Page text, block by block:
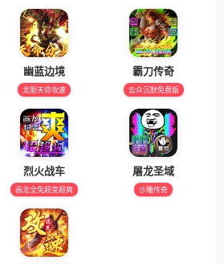
幽蓝边境
龙胆天命攻速
霸刀传奇
云众沉默免费版
烈火战车
画龙全免超变超爽
屠龙圣域
沙雕传奇